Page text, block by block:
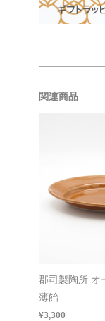
関連商品
郡司製陶所 オ
薄飴
¥3,300